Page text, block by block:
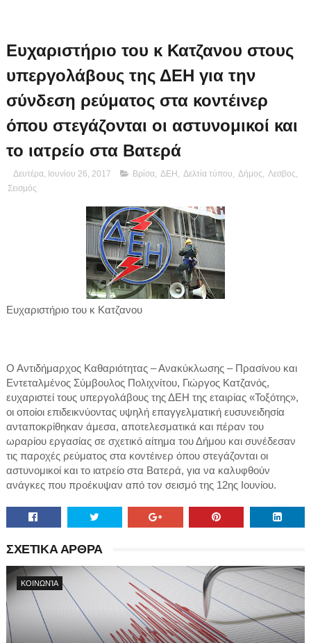
Ευχαριστήριο του κ Κατζανου στους
υπεργολάβους της ΔΕΗ για την
σύνδεση ρεύματος στα κοντέινερ
όπου στεγάζονται οι αστυνομικοί και
το ιατρείο στα Βατερά
Δευτέρα, Ιουνίου 26, 2017 Βρίσα, ΔΕΗ Δελτία τύπου Δήμος Λεσβος
Σεισμός
Ευχαριστήριο του κ Κατζανου
Ο Αντιδήμαρχος Καθαριότητας – Ανακύκλωσης – Πρασίνου και
Εντεταλμένος Σύμβουλος Πολιχνίτου, Γιώργος Κατζανός,
ευχαριστεί τους υπεργολάβους της ΔΕΗ της εταιρίας «Τοξότης»,
οι οποίοι επιδεικνύοντας υψηλή επαγγελματική ευσυνειδησία
ανταποκρίθηκαν άμεσα, αποτελεσματικά και πέραν του
ωραρίου εργασίας σε σχετικό αίτημα του Δήμου και συνέδεσαν
τις παροχές ρεύματος στα κοντέινερ όπου στεγάζονται οι
αστυνομικοί και το ιατρείο στα Βατερά, για να καλυφθούν
ανάγκες που προέκυψαν από τον σεισμό της 12ης Ιουνίου.
ΣΧΕΤΙΚΑ ΑΡΘΡΑ
ΚΟΙΝΩΝΊΑ